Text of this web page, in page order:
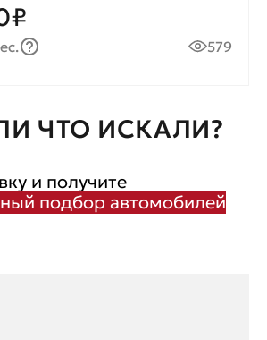
579
ЧТО ИСКАЛИ?
и получите
подбор автомобилей